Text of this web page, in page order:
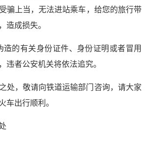
骗上当，无法进站乘车，给您的旅行带
造成损失。
造的有关身份证件、身份证明或者冒用
违者公安机关将依法追究。
处，敬请向铁道运输部门咨询，请大家
车出行顺利。